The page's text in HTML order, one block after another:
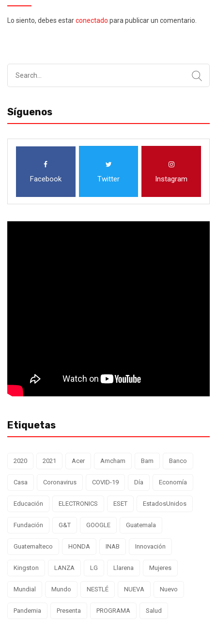
Lo siento, debes estarconectado para publicar un comentario.
Síguenos
Facebook Twitter Instagram
Etiquetas
2020 2021 Acer Amcham Bam Banco
Casa Coronavirus COVID-19 Día Economía
Educación ELECTRONICS ESET EstadosUnidos
Fundación G&T GOOGLE Guatemala
Guatemalteco HONDA INAB Innovación
Kingston LANZA LG Llarena Mujeres
Mundial Mundo NESTLÉ NUEVA Nuevo
Pandemia Presenta PROGRAMA Salud